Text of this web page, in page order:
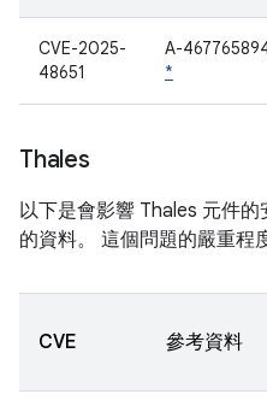
CVE-2025-
48651
A-
*
Thales
以下是會影響 Thales 元件
的資料。 這個問題的嚴重程
CVE 參考資料